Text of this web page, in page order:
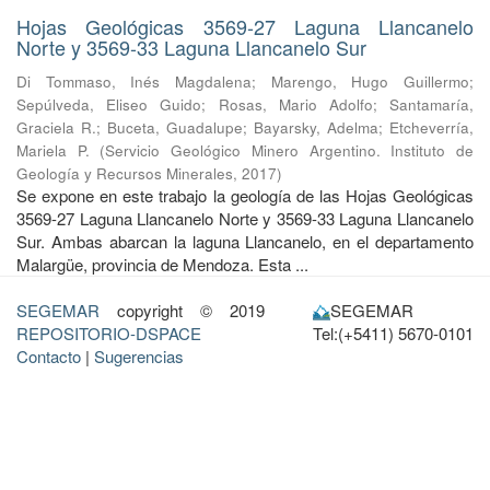
Hojas Geológicas 3569-27 Laguna Llancanelo
Norte y 3569-33 Laguna Llancanelo Sur
Di Tommaso, Inés Magdalena; Marengo, Hugo Guillermo;
Sepúlveda, Eliseo Guido; Rosas, Mario Adolfo;Santamaría,
Graciela R.; Buceta, Guadalupe; Bayarsky, Adelma; Etcheverría,
Mariela P. (Servicio Geológico Minero Argentino. Instituto de
Geología y Recursos Minerales, 2017)
Se expone en este trabajo la geología de las Hojas Geológicas
3569-27 Laguna Llancanelo Norte y 3569-33 Laguna Llancanelo
Sur. Ambas abarcan la laguna Llancanelo, en el departamento
Malargüe, provincia de Mendoza. Esta ...
SEGEMAR copyright © 2019
REPOSITORIO-DSPACE
Contacto | Sugerencias
SEGEMAR
Tel:(+5411) 5670-0101